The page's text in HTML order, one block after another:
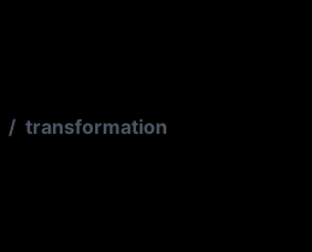
/ transformation